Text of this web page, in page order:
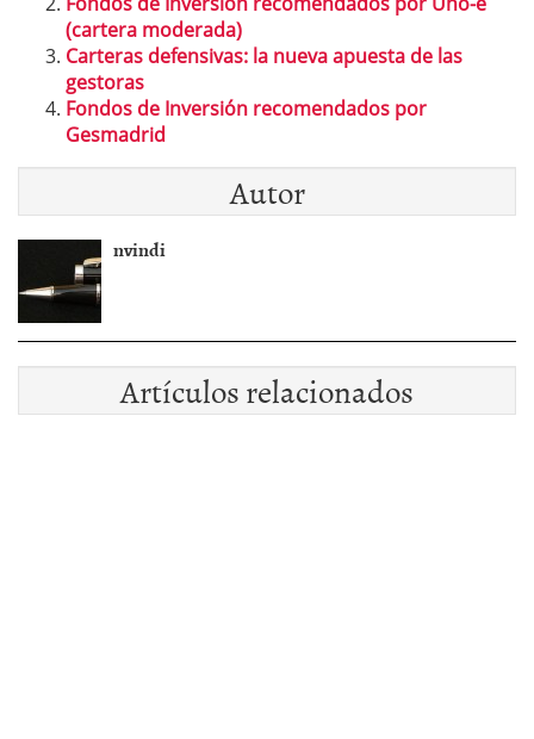
(cartera moderada)
Carteras defensivas: la nueva apuesta de las
gestoras
Fondos de Inversión recomendados por
Gesmadrid
Autor
nvindi
Artículos relacionados